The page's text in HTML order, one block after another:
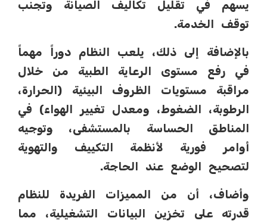
يسهم في تقليل تكاليف الصيانة وتجنب
توقف الخدمة.
بالإضافة إلى ذلك، يلعب النظام دوراً مهماً
في رفع مستوى الرعاية الطبية من خلال
مراقبة مستويات الظروف البيئية (الحرارة،
الرطوبة، الضغوط، ومعدل تغيير الهواء) في
المناطق الحساسة بالمستشفى، وتوجيه
أوامر فورية لأنظمة التكييف والتهوية
لتصحيح الوضع عند الحاجة.
وأضاف، أن من المميزات الفريدة للنظام
قدرته على تخزين البيانات التشغيلية، مما